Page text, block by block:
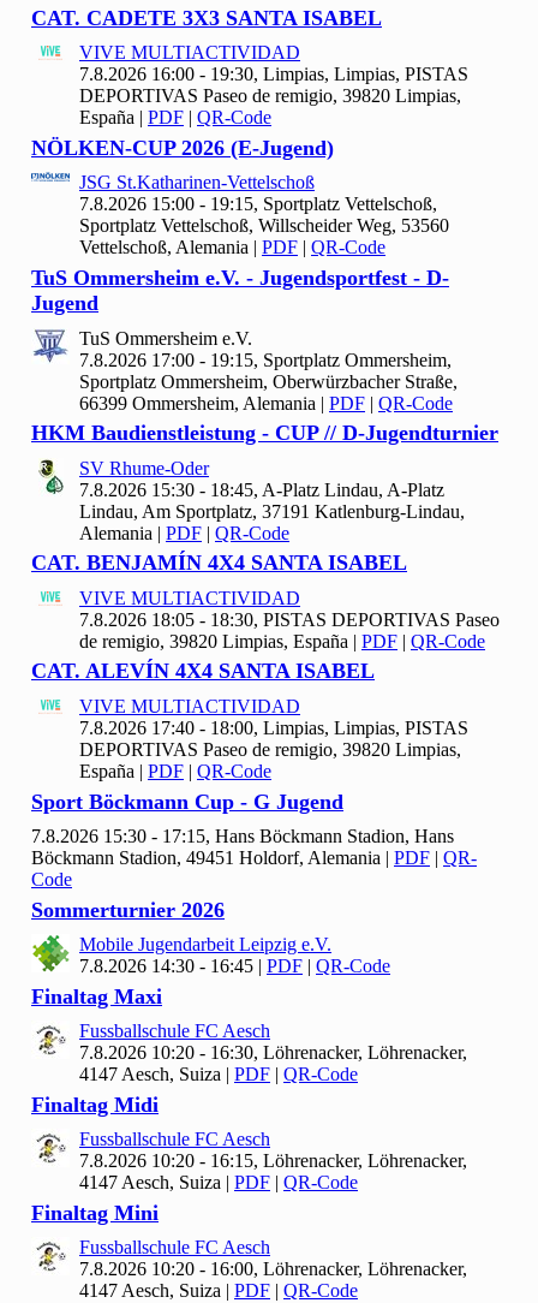
CAT. CADETE 3X3 SANTA ISABEL
VIVE MULTIACTIVIDAD
7.8.2026 16:00 - 19:30, Limpias, Limpias, PISTAS
DEPORTIVAS Paseo de remigio, 39820 Limpias,
España | PDF | QR-Code
NÖLKEN-CUP 2026 (E-Jugend)
JSG St.Katharinen-Vettelschoß
7.8.2026 15:00 - 19:15, Sportplatz Vettelschoß,
Sportplatz Vettelschoß, Willscheider Weg, 53560
Vettelschoß, Alemania
PDF QR-Code
TuS Ommersheim e.V. - Jugendsportfest - D-
Jugend
TuS Ommersheim e.V.
7.8.2026 17:00 - 19:15, Sportplatz Ommersheim,
Sportplatz Ommersheim, Oberwürzbacher Straße,
66399 Ommersheim, Alemania | PDF | QR-Code
HKM Baudienstleistung - CUP // D-Jugendturnier
SV Rhume-Oder
7.8.2026 15:30 - 18:45, A-Platz Lindau, A-Platz
Lindau, Am Sportplatz, 37191 Katlenburg-Lindau,
Alemania | PDF | QR-Code
CAT. BENJAMÍN 4X4 SANTA ISABEL
VIVE MULTIACTIVIDAD
7.8.2026 18:05 - 18:30, PISTAS DEPORTIVAS Paseo
de remigio, 39820 Limpias, España | PDF | QR-Code
CAT. ALEVÍN 4X4 SANTA ISABEL
VIVE MULTIACTIVIDAD
7.8.2026 17:40 - 18:00, Limpias, Limpias, PISTAS
DEPORTIVAS Paseo de remigio, 39820 Limpias,
España | PDF | QR-Code
Sport Böckmann Cup - G Jugend
7.8.2026 15:30 - 17:15, Hans Böckmann Stadion, Hans
Böckmann Stadion, 49451 Holdorf, Alemania | PDF | QR-
Code
Sommerturnier 2026
Mobile Jugendarbeit Leipzig e.V.
7.8.2026 14:30 - 16:45 | PDF | QR-Code
Finaltag Maxi
Fussballschule FC Aesch
7.8.2026 10:20 - 16:30, Löhrenacker, Löhrenacker,
4147 Aesch, Suiza | PDF | QR-Code
Finaltag Midi
Fussballschule FC Aesch
7.8.2026 10:20 - 16:15, Löhrenacker, Löhrenacker,
4147 Aesch, Suiza | PDF | QR-Code
Finaltag Mini
Fussballschule FC Aesch
7.8.2026 10:20 - 16:00, Löhrenacker, Löhrenacker,
4147 Aesch, Suiza | PDF | QR-Code